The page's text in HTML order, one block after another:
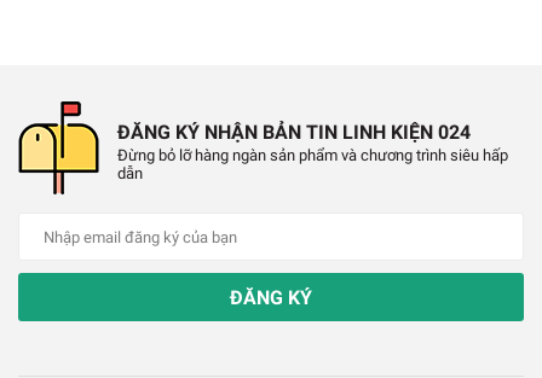
Mạch hàn điện tử hoặc sạc ắc quy
✔️UPS, bộ nguồn cho máy CNC, máy in 3D,
Hình Ảnh Mosfet IRFP450 TO-247
ĐĂNG KÝ NHẬN BẢN TIN LINH KIỆN 024
Đừng bỏ lỡ hàng ngàn sản phẩm và chương trình siêu hấp
dẫn
ĐĂNG KÝ